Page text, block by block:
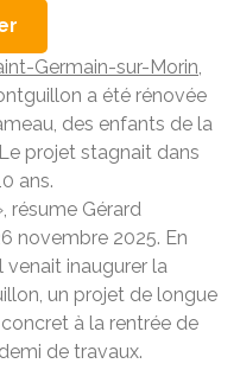
Germain-sur-Morin,
a été rénovée
des enfants de la
projet stagnait dans
ans.
résume Gérard
novembre 2025. En
inaugurer la
un projet de longue
à la rentrée de
de travaux.